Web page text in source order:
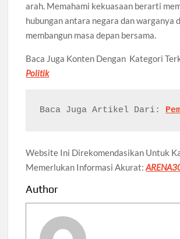
arah. Memahami kekuasaan berarti
hubungan antara negara dan warganya
membangun masa depan bersama.
Baca Juga Konten Dengan Kategori
Politik
Baca Juga Artikel Dari:
Website Ini Direkomendasikan Untuk
Memerlukan Informasi Akurat:
Author